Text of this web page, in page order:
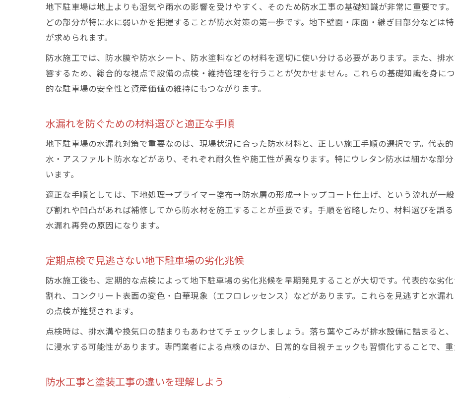
地下駐車場は地上よりも湿気や雨水の影響を受けやすく、そのため防水工事の基礎知識が非常に重要です
どの部分が特に水に弱いかを把握することが防水対策の第一歩です。地下壁面・床面・継ぎ目部分などは
が求められます。
防水施工では、防水膜や防水シート、防水塗料などの材料を適切に使い分ける必要があります。また、排
響するため、総合的な視点で設備の点検・維持管理を行うことが欠かせません。これらの基礎知識を身に
的な駐車場の安全性と資産価値の維持にもつながります。
水漏れを防ぐための材料選びと適正な手順
地下駐車場の水漏れ対策で重要なのは、現場状況に合った防水材料と、正しい施工手順の選択です。代表
水・アスファルト防水などがあり、それぞれ耐久性や施工性が異なります。特にウレタン防水は細かな部
います。
適正な手順としては、下地処理→プライマー塗布→防水層の形成→トップコート仕上げ、という流れが一
び割れや凹凸があれば補修してから防水材を施工することが重要です。手順を省略したり、材料選びを誤
水漏れ再発の原因になります。
定期点検で見逃さない地下駐車場の劣化兆候
防水施工後も、定期的な点検によって地下駐車場の劣化兆候を早期発見することが大切です。代表的な劣
割れ、コンクリート表面の変色・白華現象（エフロレッセンス）などがあります。これらを見逃すと水漏
の点検が推奨されます。
点検時は、排水溝や換気口の詰まりもあわせてチェックしましょう。落ち葉やごみが排水設備に詰まると
に浸水する可能性があります。専門業者による点検のほか、日常的な目視チェックも習慣化することで、
防水工事と塗装工事の違いを理解しよう